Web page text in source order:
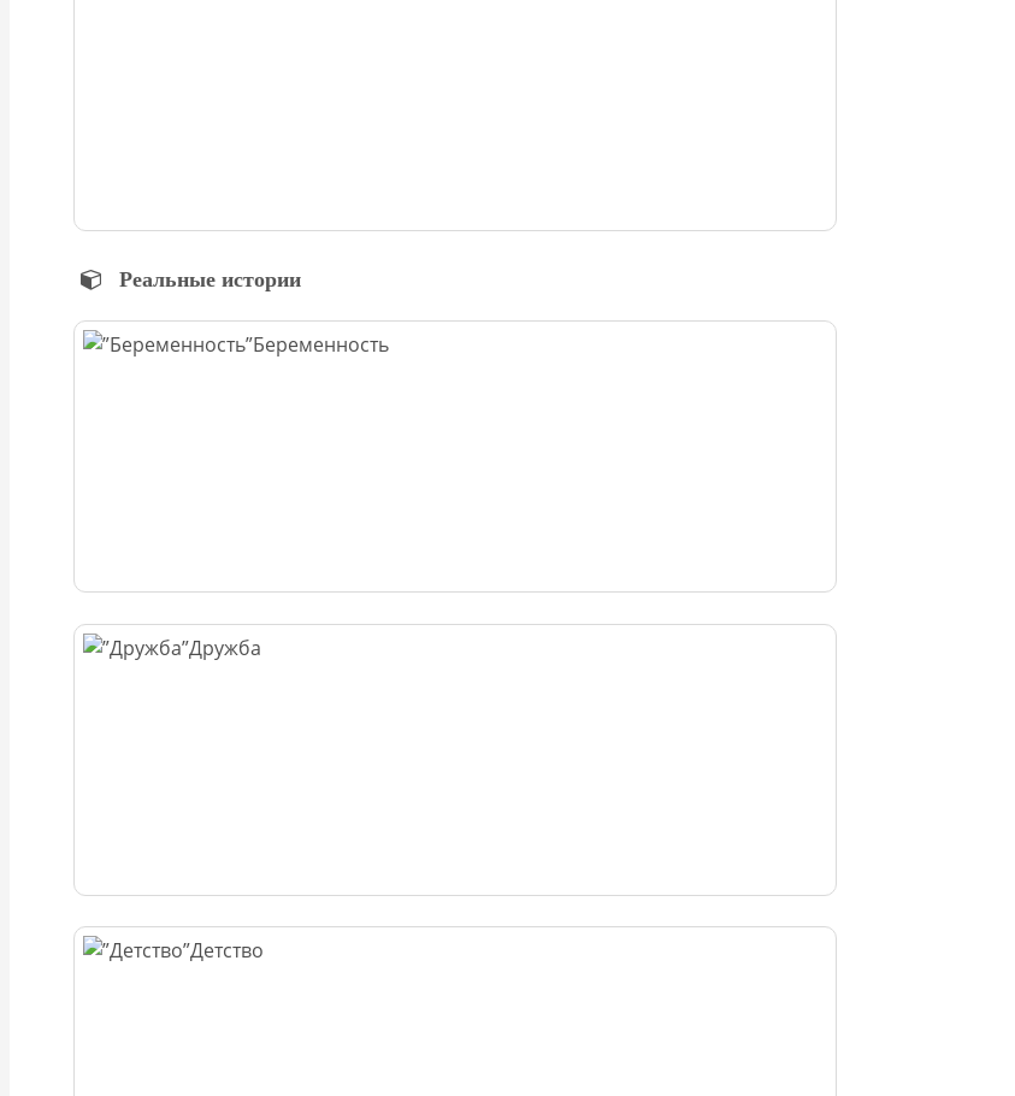
Реальные истории
Беременность
Дружба
Детство